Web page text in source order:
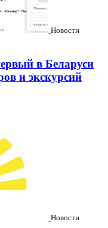
Новости
в Беларуси
и экскурсий
Новости